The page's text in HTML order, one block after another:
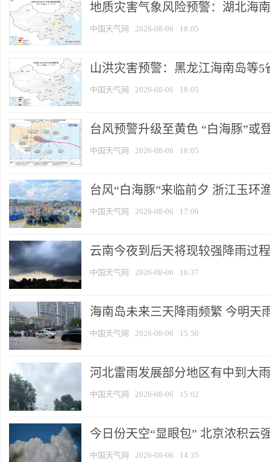
地质灾害气象风险预警：湖北海
中国天气网 2026-08-06 18:05
山洪灾害预警：黑龙江海南岛等
中国天气网 2026-08-06 18:05
台风预警升级至黄色 “白海豚”或
中国天气网 2026-08-06 18:05
台风“白海豚”来临前夕 浙江玉环
中国天气网 2026-08-06 17:06
云南今夜到后天将现较强降雨过
中国天气网 2026-08-06 16:37
海南岛未来三天降雨频繁 今明天
中国天气网 2026-08-06 15:50
河北雷雨发展部分地区有中到大
中国天气网 2026-08-06 15:02
今日份天空“显眼包” 北京浓积云
中国天气网 2026-08-06 14:35